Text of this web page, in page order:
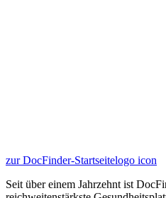
zur DocFinder-Startseitelogo icon
Seit über einem Jahrzehnt ist